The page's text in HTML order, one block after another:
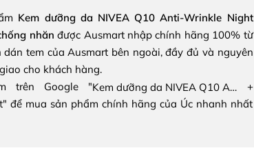
Mạch
D
Mắt
Môi
Toner
Điểm
Kem dưỡng da NIVEA Q10 Anti-Wrinkle Night
nhăn được Ausmart nhập chính hãng 100% từ
dán tem của Ausmart bên ngoài, đầy đủ và nguyên
cho khách hàng.
trên Google "
Kem dưỡng da NIVEA Q10 Anti-Wrinkle Night Cream chống nhăn +
để mua sản phẩm chính hãng của Úc nhanh nhất